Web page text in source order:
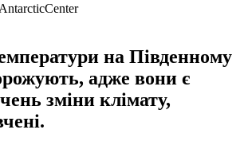
на Південному
адже вони є
зміни клімату,